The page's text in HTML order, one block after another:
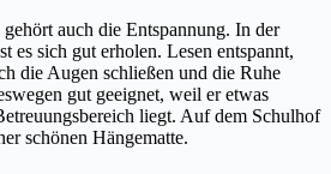
auch die Entspannung. In der
es sich gut erholen. Lesen entspannt,
die Augen schließen und die Ruhe
gut geeignet, weil er etwas
liegt. Auf dem Schulhof
schönen Hängematte.